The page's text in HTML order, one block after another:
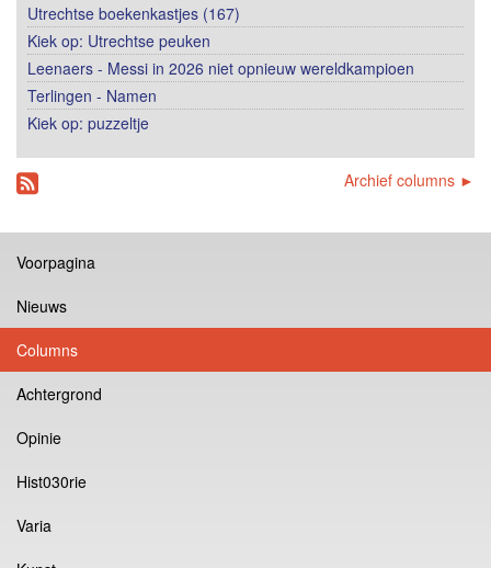
Utrechtse boekenkastjes (167)
Kiek op: Utrechtse peuken
Leenaers - Messi in 2026 niet opnieuw wereldkampioen
Terlingen - Namen
Kiek op: puzzeltje
Archief columns ►
Voorpagina
Nieuws
Columns
Achtergrond
Opinie
Hist030rie
Varia